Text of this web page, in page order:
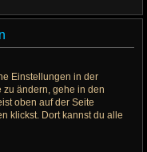
Einstellungen in der
zu ändern, gehe in den
oben auf der Seite
klickst. Dort kannst du alle